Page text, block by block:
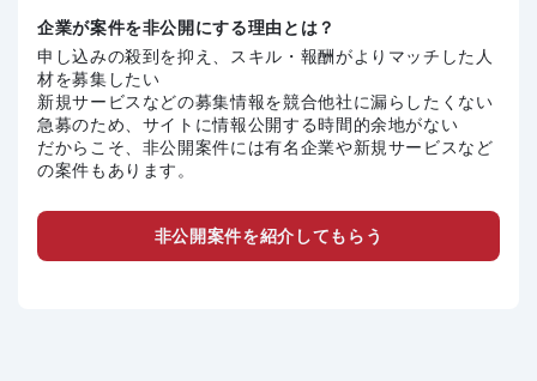
企業が案件を非公開にする理由とは？
申し込みの殺到を抑え、スキル・報酬がよりマッチした人
材を募集したい
新規サービスなどの募集情報を競合他社に漏らしたくない
急募のため、サイトに情報公開する時間的余地がない
だからこそ、非公開案件には有名企業や新規サービスなど
の案件もあります。
非公開案件を紹介してもらう